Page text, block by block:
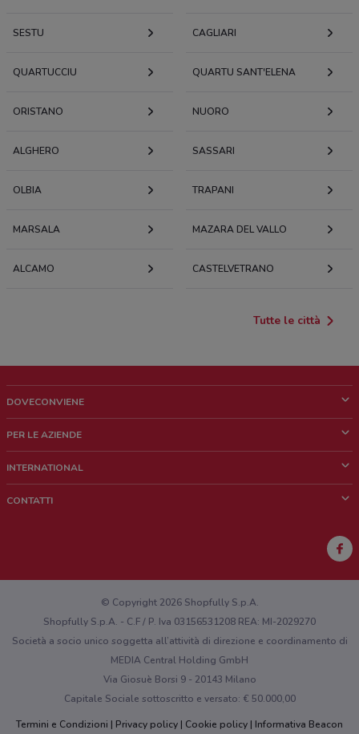
SESTU CAGLIARI
QUARTUCCIU QUARTU SANT'ELENA
ORISTANO NUORO
ALGHERO SASSARI
OLBIA TRAPANI
MARSALA MAZARA DEL VALLO
ALCAMO CASTELVETRANO
Tutte le città
DOVECONVIENE
Chi siamo
Lavora con noi
PER LE AZIENDE
Richieste commerciali e marketing
INTERNATIONAL
CONTATTI
Hai un malfunzionamento sul web o sull'app?
© Copyright 2026 Shopfully S.p.A.
Shopfully S.p.A. - C.F / P. Iva 03156531208 REA: MI-2029270
Società a socio unico soggetta all’attività di direzione e coordinamento di
MEDIA Central Holding GmbH
Via Giosuè Borsi 9 - 20143 Milano
Capitale Sociale sottoscritto e versato: € 50.000,00
Termini e Condizioni
Privacy policy Cookie policy Informativa Beacon